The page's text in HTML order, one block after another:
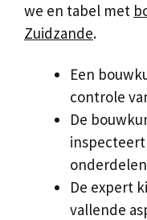
we en tabel met
Zuidzande.
Een
controle
De
De expert
vallende